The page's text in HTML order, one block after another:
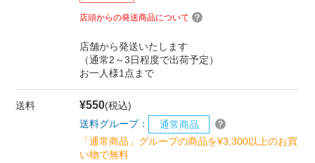
店頭からの発送商品について
店舗から発送いたします
（通常2～3日程度で出荷予定）
お一人様1点まで
送料 ¥550(税込)
送料グループ：
通常商品
「通常商品」グループの商品を¥3,300以上のお買
い物で無料